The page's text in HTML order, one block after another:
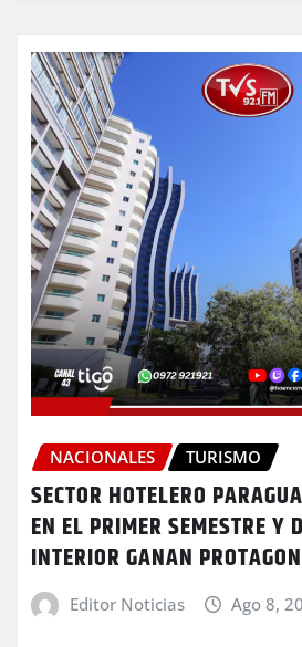
NACIONALES TURISMO
SECTOR HOTELERO
EN EL PRIMER SEMESTRE Y
INTERIOR GANAN
Editor Noticias Ago 8,